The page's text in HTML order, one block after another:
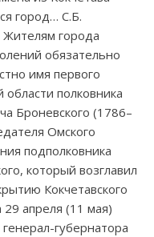
город… С.Б.
города
обязательно
имя первого
полковника
Броневского (1786–
Омского
подполковника
который возглавил
Кокчетавского
29 апреля (11 мая)
губернатора